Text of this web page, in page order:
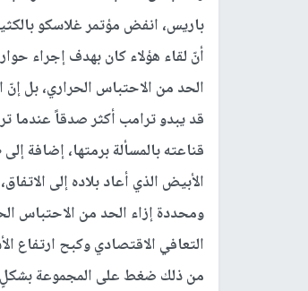
باريس، انفض مؤتمر غلاسكو
أنّ لقاء هؤلاء كان بهدف إجراء
الحد من الاحتباس الحراري، بل
قد يبدو ترامب أكثر صدقاً عندما
قناعته بالمسألة برمتها، إضافة
الأبيض الذي أعاد بلاده إلى
ومحددة إزاء الحد من الاحتباس
التعافي الاقتصادي وكبح ارتفاع
من ذلك ضغط على المجموعة بشكلٍ